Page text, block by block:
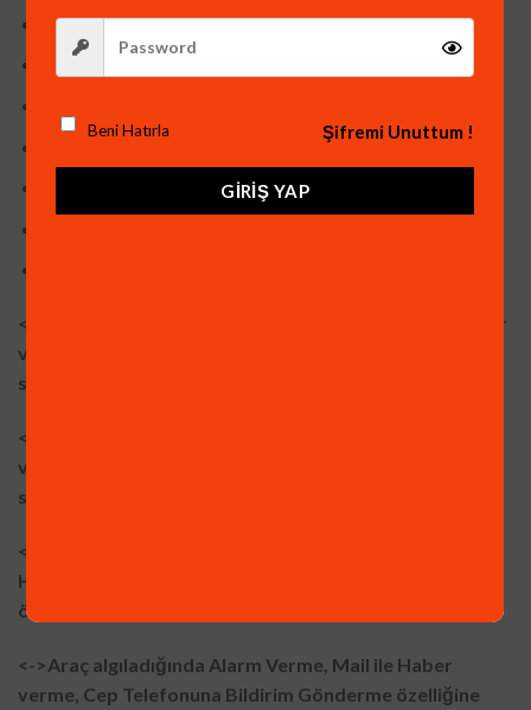
ARAÇ ALGILAMA ÖZELLİĞİ
<->İnsan Yüzü algıladığında, Alarm Verme, Mail ile Haber
verme, Cep Telefonuna Bildirim Gönderme özelliğine
sahiptir.
<->Hareket algıladığında Alarm Verme, Mail ile Haber
verme, Cep Telefonuna Bildirim Gönderme özelliğine
sahiptir.
<->İnsan Bedeni algıladığında Alarm Verme, Mail ile
Haber verme, Cep Telefonuna Bildirim Gönderme
özelliğine sahiptir.
<->Araç algıladığında Alarm Verme, Mail ile Haber
verme, Cep Telefonuna Bildirim Gönderme özelliğine
Beni Hatırla Şifremi Unuttum !
GIRIŞ YAP